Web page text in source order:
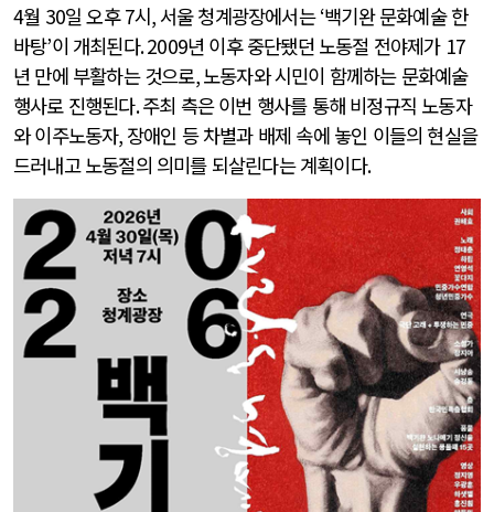
4월 30일 오후7시, 서울 청계광장에서는‘백기완 문화예술 한
바탕’이 개최된다. 2009년 이후 중단됐던 노동절 전야제가 17
년 만에 부활하는 것으로,노동자와 시민이 함께하는 문화예술
행사로 진행된다.주최 측은 이번 행사를 통해 비정규직 노동자
와 이주노동자, 장애인 등 차별과 배제 속에 놓인 이들의 현실을
드러내고 노동절의 의미를 되살린다는 계획이다.